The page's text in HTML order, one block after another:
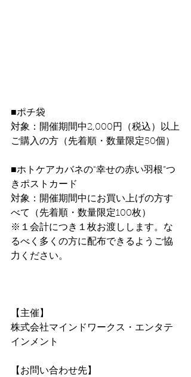
■ポチ袋
対象：開催期間中2,000円（税込）以上
ご購入の方（先着順・数量限定50個）
■ホトケアカバネの"幸せの赤い羽根”つ
きポストカード
対象：開催期間中にお買い上げの方す
べて（先着順・数量限定100枚）
※１会計につき１枚お渡しします。な
るべく多くの方に配布できるようご協
力ください。
【主催】
株式会社マインドワークス・エンタテ
インメント
【お問い合わせ先】